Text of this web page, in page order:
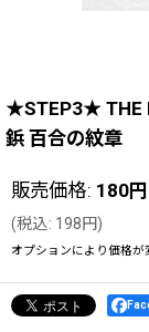
★STEP3★ THE
鋲 百合の紋章
販売価格: 180円
(税込: 198円)
オプションにより価格が